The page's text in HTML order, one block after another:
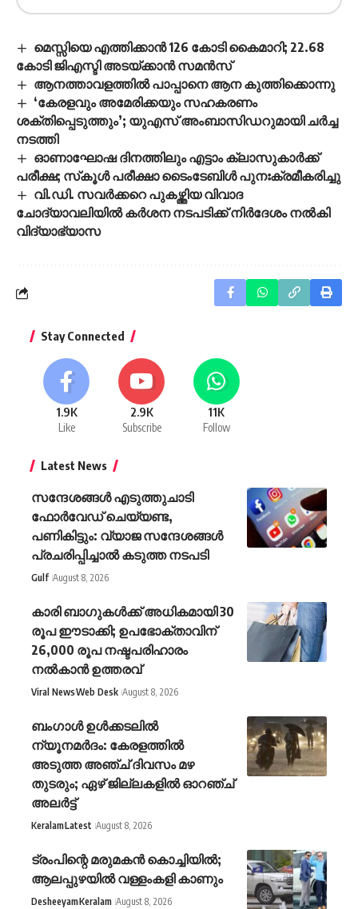
മെസ്സിയെ എത്തിക്കാൻ 126 കോടി കൈമാറി; 22.68
കോടി ജിഎസ്ടി അടയ്ക്കാൻ സമൻസ്
ആനത്താവളത്തില്‍ പാപ്പാനെ ആന കുത്തിക്കൊന്നു
‘കേരളവും അമേരിക്കയും സഹകരണം
ശക്തിപ്പെടുത്തും’; യുഎസ് അംബാസിഡറുമായി ചർച്ച
നടത്തി
ഓണാഘോഷ ദിനത്തിലും എട്ടാം ക്ലാസുകാര്‍ക്ക്
പരീക്ഷ; സ്‌കൂള്‍ പരീക്ഷാ ടൈംടേബിള്‍ പുനഃക്രമീകരിച്ചു
വി.ഡി. സവർക്കറെ പുകഴ്ത്തിയ വിവാദ
ചോദ്യാവലിയിൽ കർശന നടപടിക്ക് നിർദേശം നൽകി
വിദ്യാഭ്യാസ
Stay Connected
1.9K
Like
2.9K
Subscribe
11K
Follow
Latest News
സന്ദേശങ്ങൾ എടുത്തുചാടി
ഫോർവേഡ് ചെയ്യണ്ട,
പണികിട്ടും: വ്യാജ സന്ദേശങ്ങൾ
പ്രചരിപ്പിച്ചാൽ കടുത്ത നടപടി
Gulf August 8, 2026
കാരി ബാഗുകൾക്ക് അധികമായി 30
രൂപ ഈടാക്കി; ഉപഭോക്താവിന്
26,000 രൂപ നഷ്ടപരിഹാരം
നൽകാൻ ഉത്തരവ്
Viral NewsWeb Desk August 8, 2026
ബംഗാൾ ഉൾക്കടലിൽ
ന്യൂനമർദം: കേരളത്തിൽ
അടുത്ത അഞ്ച് ദിവസം മഴ
തുടരും; ഏഴ് ജില്ലകളിൽ ഓറഞ്ച്
അലർട്ട്
KeralamLatest August 8, 2026
ട്രംപിന്റെ മരുമകൻ കൊച്ചിയിൽ;
ആലപ്പുഴയിൽ വള്ളംകളി കാണും
DesheeyamKeralam August 8, 2026